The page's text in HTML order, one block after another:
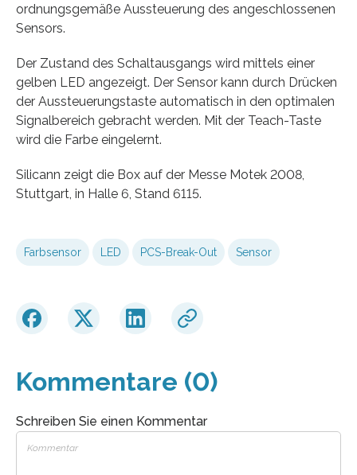
ordnungsgemäße Aussteuerung des angeschlossenen
Sensors.
Der Zustand des Schaltausgangs wird mittels einer
gelben LED angezeigt. Der Sensor kann durch Drücken
der Aussteuerungstaste automatisch in den optimalen
Signalbereich gebracht werden. Mit der Teach-Taste
wird die Farbe eingelernt.
Silicann zeigt die Box auf der Messe Motek 2008,
Stuttgart, in Halle 6, Stand 6115.
Farbsensor LED PCS-Break-Out Sensor
Kommentare (0)
Schreiben Sie einen Kommentar